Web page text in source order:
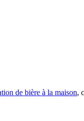
de bière à la maison,